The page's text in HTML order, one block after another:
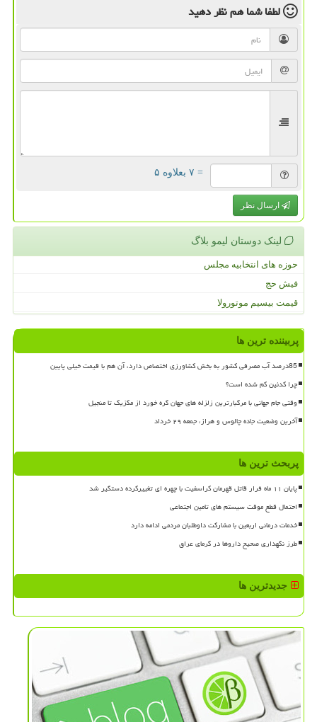
لطفا شما همنظر دهید
= ۷ بعلاوه ۵
ارسال نظر
لینک دوستان لیمو بلاگ
حوزه های انتخابیه مجلس
فیش حج
قیمت بیسیم موتورولا
پربیننده ترین ها
85درصد آب مصرفی کشور به بخش کشاورزی اختصاص دارد، آن هم با قیمت خیلی پایین
چرا کدئین کم شده است؟
وقتی جام جهانی با مرگبارترین زلزله های جهان گره خورد از مکزیک تا منجیل
آخرین وضعیت جاده چالوس و هراز، جمعه ۲۹ خرداد
پربحث ترین ها
پایان ۱۱ ماه فرار قاتل قهرمان کراسفیت با چهره ای تغییرکرده دستگیر شد
احتمال قطع موقت سیستم های تامین اجتماعی
خدمات درمانی اربعین با مشارکت داوطلبان مردمی ادامه دارد
طرز نگهداری صحیح داروها در گرمای عراق
جدیدترین ها